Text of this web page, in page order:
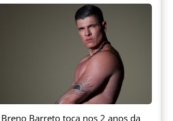
Breno Barreto toca nos 2 anos da